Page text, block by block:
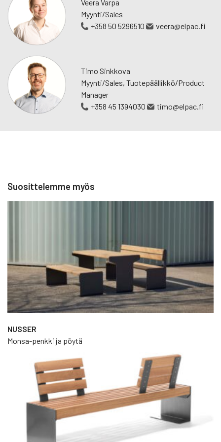
ulkokalusteiden valmistukseen.
Tehtävämme
kaupunkiympäristöjä viihtyisämmäksi. Haluamme tehdä sen
kestävästi, joka tuo konkreettista hyötyä alueita käyttäville
ja niiden ylläpitäjille.
Arvomme
katoille asennetut 7500 aurinkopaneelia tuottavat puhdasta
energiaa, mikä estää yli 850 tonnin hiilidioksidipäästöt
ilmakehään vuodessa.
2. Materiaalien valinta ja käyttö
Valvomme materiaaliemme turvallisuutta, laatua, alkuperää
ja kestävyyttä valitsemalla toimittajat, jotka jakavat
kierrätettäviä materiaaleja ja hyödynnämme
mahdollisuuksien mukaan myös kierrätysmateriaalia.
3. Hyvät suunnittelukäytännöt
Tuotteiden suunnittelun avulla tehostamme prosesseja ja
vähennämme energiankulutusta. Materiaalien tehokkaalla
käytöllä, jätteen määrä vähenee. Elinkaarensa lopussa
tuotteiden materiaalit voidaan kierrättää.
Suunnitteluprosessimme perustuvat monikäyttöiseen
lähestymistapaan, joka palvelee samanaikaisesti
Veera Varpa
Myynti/Sales
+358 50 5296510
veera@elpac.fi
Timo Sinkkova
Myynti/Sales, Tuotepäällikkö/Product
Manager
+358 45 1394030
timo@elpac.fi
Suosittelemme myös
NUSSER
Monsa-penkki ja pöytä